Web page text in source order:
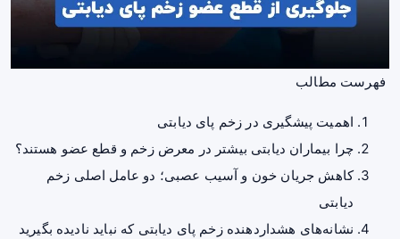
فهرست مطالب
اهمیت پیشگیری در زخم پای دیابتی
چرا بیماران دیابتی بیشتر در معرض زخم و قطع عضو هستند؟
کاهش جریان خون و آسیب عصبی؛ دو عامل اصلی زخم
دیابتی
نشانه‌های هشداردهنده زخم پای دیابتی که نباید نادیده بگیرید